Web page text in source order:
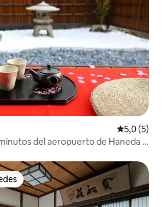
5,0 (5)
del aeropuerto de Haneda /